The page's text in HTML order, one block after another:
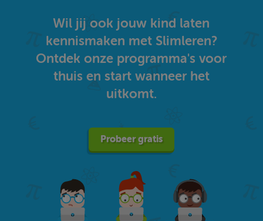
Wil jij ook jouw kind laten
kennismaken met Slimleren?
Ontdek onze programma's voor
thuis en start wanneer het
uitkomt.
Probeer gratis